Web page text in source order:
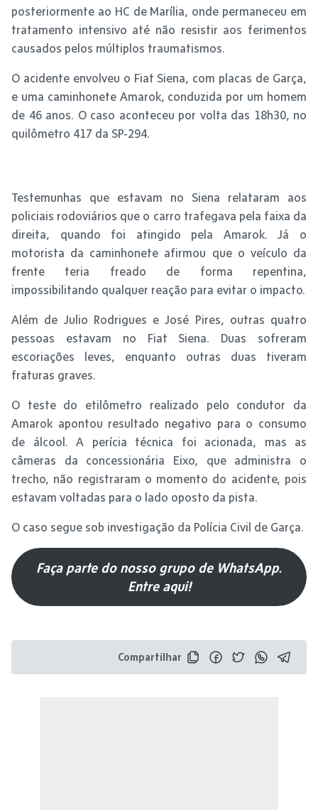
posteriormente ao HC de Marília, onde permaneceu em
tratamento intensivo até não resistir aos ferimentos
causados pelos múltiplos traumatismos.
O acidente envolveu o Fiat Siena, com placas de Garça,
e uma caminhonete Amarok, conduzida por um homem
de 46 anos. O caso aconteceu por volta das 18h30, no
quilômetro 417 da SP-294.
Testemunhas que estavam no Siena relataram aos
policiais rodoviários que o carro trafegava pela faixa da
direita, quando foi atingido pela Amarok. Já o
motorista da caminhonete afirmou que o veículo da
frente teria freado de forma repentina,
impossibilitando qualquer reação para evitar o impacto.
Além de Julio Rodrigues e José Pires, outras quatro
pessoas estavam no Fiat Siena. Duas sofreram
escoriações leves, enquanto outras duas tiveram
fraturas graves.
O teste do etilômetro realizado pelo condutor da
Amarok apontou resultado negativo para o consumo
de álcool. A perícia técnica foi acionada, mas as
câmeras da concessionária Eixo, que administra o
trecho, não registraram o momento do acidente, pois
estavam voltadas para o lado oposto da pista.
O caso segue sob investigação da Polícia Civil de Garça.
Faça parte do nosso grupo de WhatsApp.
Entre aqui!
Compartilhar